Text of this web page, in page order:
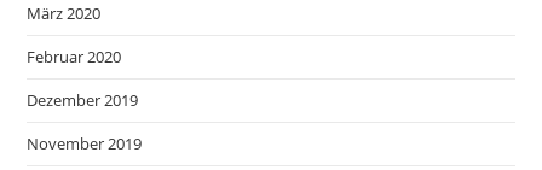
März 2020
Februar 2020
Dezember 2019
November 2019